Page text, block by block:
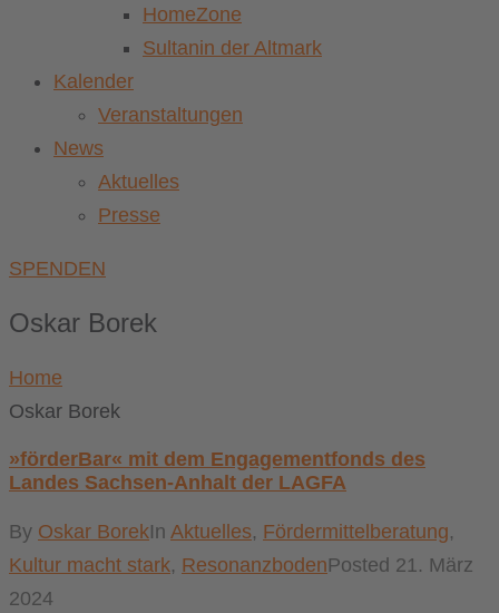
HomeZone
Sultanin der Altmark
Kalender
Veranstaltungen
News
Aktuelles
Presse
SPENDEN
Oskar Borek
Home
Oskar Borek
»förderBar« mit dem Engagementfonds des
Landes Sachsen-Anhalt der LAGFA
By Oskar BorekIn Aktuelles, Fördermittelberatung,
Kultur macht stark, ResonanzbodenPosted 21. März
2024